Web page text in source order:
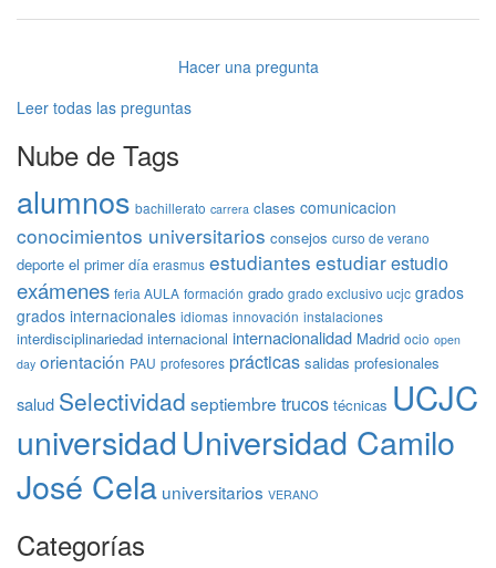
Hacer una pregunta
Leer todas las preguntas
Nube de Tags
alumnos bachillerato carrera clases comunicacion
conocimientos universitarios consejos curso de verano
deporte el primer día erasmus estudiantes estudiarestudio
exámenes feria AULA formación grado grado exclusivo ucjc grados
grados internacionales idiomas innovación instalaciones
interdisciplinariedad internacional internacionalidad Madrid ocio open
day orientación PAU profesores prácticas salidas profesionales
salud Selectividad septiembre trucos técnicas UCJC
universidadUniversidad Camilo
José Cela universitarios VERANO
Categorías